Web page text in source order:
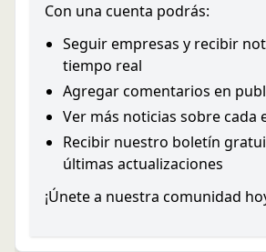
Con una cuenta podrás:
Seguir empresas y recibir
tiempo real
Agregar comentarios en
Ver más noticias sobre cada
Recibir nuestro boletín
últimas actualizaciones
¡Únete a nuestra comunidad